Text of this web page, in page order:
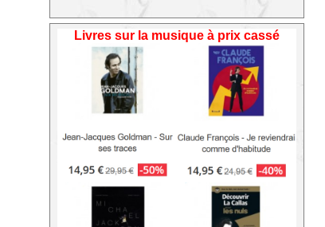
Livres sur la musique à prix cassé